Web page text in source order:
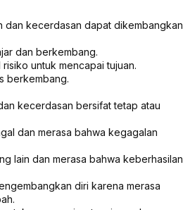
dan kecerdasan dapat dikembangkan
dan berkembang.
untuk mencapai tujuan.
berkembang.
kecerdasan bersifat tetap atau
dan merasa bahwa kegagalan
lain dan merasa bahwa keberhasilan
diri karena merasa